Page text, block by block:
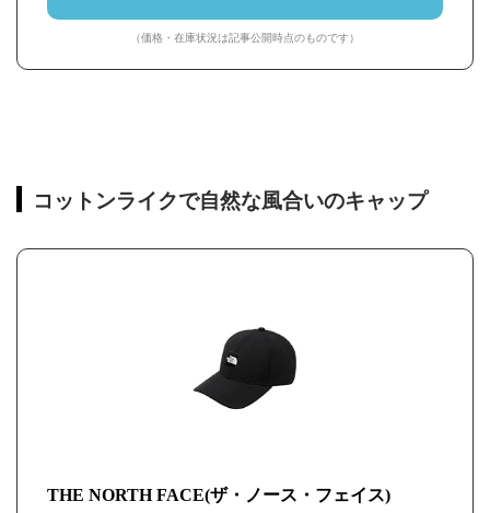
（価格・在庫状況は記事公開時点のものです）
コットンライクで自然な風合いのキャップ
THE NORTH FACE(ザ・ノース・フェイス)